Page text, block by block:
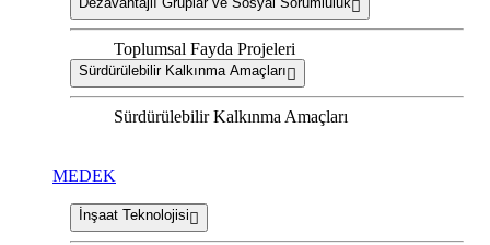
Toplumsal Fayda Projeleri
Sürdürülebilir Kalkınma Amaçları
Sürdürülebilir Kalkınma Amaçları
MEDEK
İnşaat Teknolojisi